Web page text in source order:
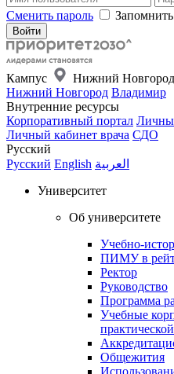
Сменить пароль
Кампус
Нижний Новгород
Нижний Новгород Владимир
Внутренние ресурсы
Корпоративный портал
Личный кабинет врача СДО
Русский
Русский English العربية
Университет
Об университете
Учебно-
ПИМУ в
Ректор
Руководство
Программа
Учебные
Общежития